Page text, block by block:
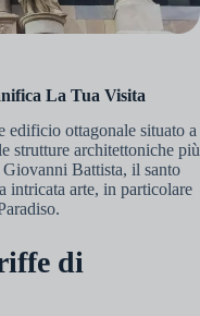
La Tua Visita
ottagonale situato a
strutture architettoniche più
Battista, il santo
intricata arte, in particolare
di